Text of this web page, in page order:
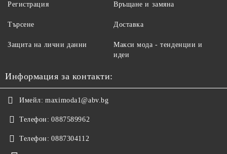
Регистрация
Търсене
Защита на лични данни
Връщане и замяна
Доставка
Макси мода - тенденции и
идеи
Информация за контакти:
Имейл: maximoda1@abv.bg
Телефон: 0887589962
Телефон: 0887304112